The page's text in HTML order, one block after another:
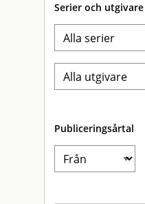
Serier och utgivare
Publiceringsårtal